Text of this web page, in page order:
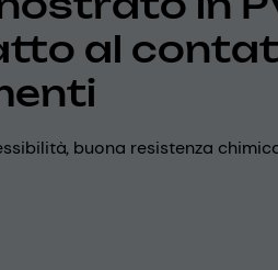
al
buona resistenza